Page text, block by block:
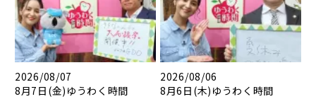
2026/08/07
8月7日(金)ゆうわく時間
2026/08/06
8月6日(木)ゆうわく時間